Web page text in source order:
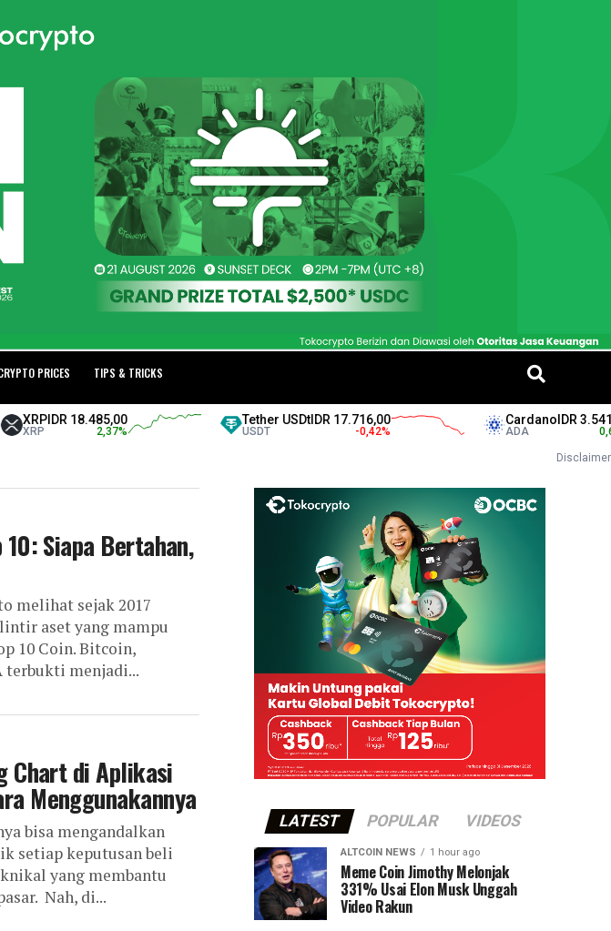
PRICES TIPS & TRICKS
IDR 18.485,00
2,37
Tether USDtIDR 17.716,00 CardanoIDR 3.541,00
ADA
Disclaimer
Siapa Bertahan,
melihat sejak 2017
aset yang mampu
10 Coin. Bitcoin,
terbukti menjadi...
Chart di Aplikasi
Menggunakannya
bisa mengandalkan
setiap keputusan beli
yang membantu
Nah, di...
LATEST POPULAR VIDEOS
ALTCOIN NEWS 1 hour ago
Meme Coin Jimothy Melonjak
331% Usai Elon Musk Unggah
Video Rakun